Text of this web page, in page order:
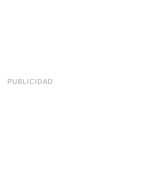
PUBLICIDAD